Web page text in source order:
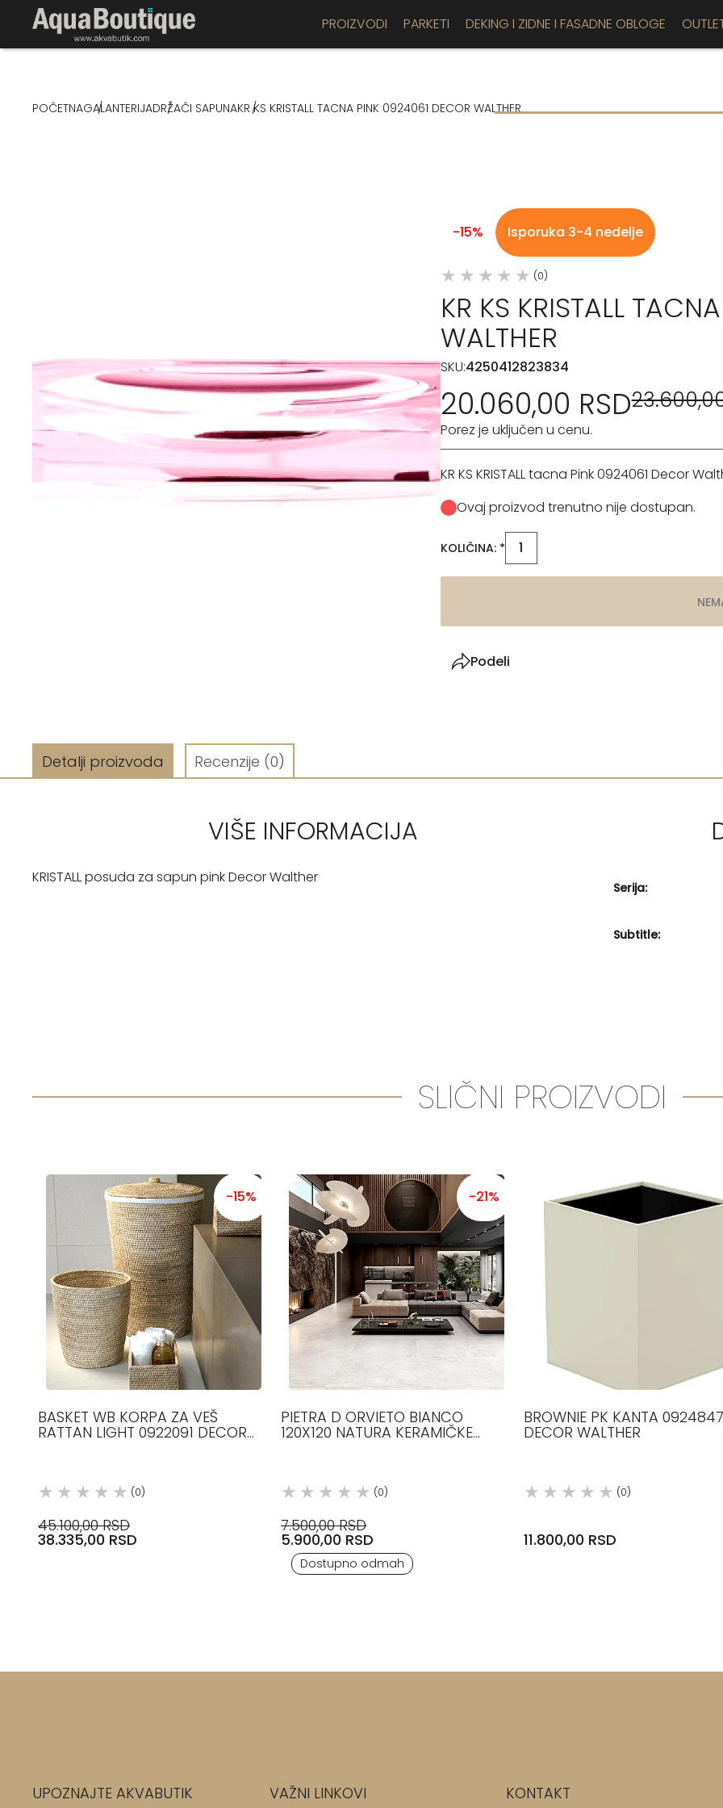
PROIZVODI PARKETI DEKING I ZIDNE I FASADNE OBLOGE
POČETNAGALANTERIJADRŽAČI SAPUNAKR KS KRISTALL TACNA PINK 0924061 DECOR WALTHER
-15% Isporuka 3-4 nedelje
(0)
KR KS KRISTALL
WALTHER
SKU:4250412823834
20.060,00 RSD
Porez je uključen u cenu.
KR KS KRISTALL tacna Pink 0924061 Decor
Ovaj proizvod trenutno nije dostupan.
KOLIČINA: *
Podeli
Detalji proizvoda Recenzije (0)
VIŠE INFORMACIJA
KRISTALL posuda za sapun pink Decor Walther
Serija:
Subtitle:
SLIČNI PROIZVODI
-15%
BASKET WB KORPA ZA VEŠ
RATTAN LIGHT 0922091 DECOR
(0)
45.100,00 RSD
38.335,00 RSD
-21%
PIETRA D ORVIETO BIANCO
120X120 NATURA KERAMIČKE
(0)
7.500,00 RSD
5.900,00 RSD
Dostupno odmah
BROWNIE PK KANTA 0924847
DECOR WALTHER
(0)
11.800,00 RSD
UPOZNAJTE AKVABUTIK VAŽNI LINKOVI KONTAKT